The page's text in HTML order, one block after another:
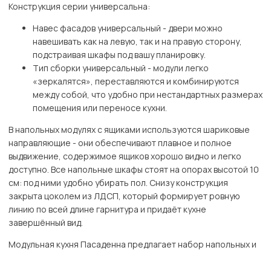
Конструкция серии универсальна:
Навес фасадов универсальный - двери можно
навешивать как на левую, так и на правую сторону,
подстраивая шкафы под вашу планировку.
Тип сборки универсальный - модули легко
«зеркалятся», переставляются и комбинируются
между собой, что удобно при нестандартных размерах
помещения или переносе кухни.
В напольных модулях с ящиками используются шариковые
направляющие - они обеспечивают плавное и полное
выдвижение, содержимое ящиков хорошо видно и легко
доступно. Все напольные шкафы стоят на опорах высотой 10
см: под ними удобно убирать пол. Снизу конструкция
закрыта цоколем из ЛДСП, который формирует ровную
линию по всей длине гарнитура и придаёт кухне
завершённый вид.
Модульная кухня Пасаденна предлагает набор напольных и